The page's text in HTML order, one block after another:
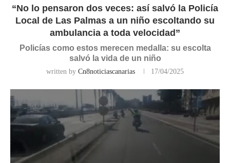
“No lo pensaron dos veces: así salvó la Policía
Local de Las Palmas a un niño escoltando su
ambulancia a toda velocidad”
Policías como estos merecen medalla: su escolta
salvó la vida de un niño
written by Cn8noticiascanarias 17/04/2025